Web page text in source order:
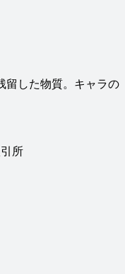
留した物質。キャラの
所